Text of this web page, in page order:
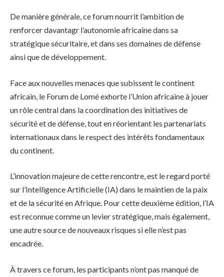
De manière générale, ce forum nourrit l’ambition de
renforcer davantagr l’autonomie africaine dans sa
stratégique sécuritaire, et dans ses domaines de défense
ainsi que de développement.
Face aux nouvelles menaces que subissent le continent
africain, le Forum de Lomé exhorte l’Union africaine à jouer
un rôle central dans la coordination des initiatives de
sécurité et de défense, tout en réorientant les partenariats
internationaux dans le respect des intérêts fondamentaux
du continent.
L’innovation majeure de cette rencontre, est le regard porté
sur l’Intelligence Artificielle (IA) dans le maintien de la paix
et de la sécurité en Afrique. Pour cette deuxième édition, l’IA
est reconnue comme un levier stratégique, mais également,
une autre source de nouveaux risques si elle n’est pas
encadrée.
À travers ce forum, les participants n’ont pas manqué de